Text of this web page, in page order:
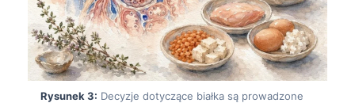
Rysunek 3: Decyzje dotyczące białka są prowadzone